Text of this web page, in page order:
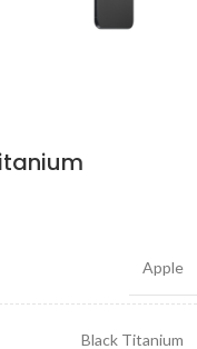
Apple
Black Titanium